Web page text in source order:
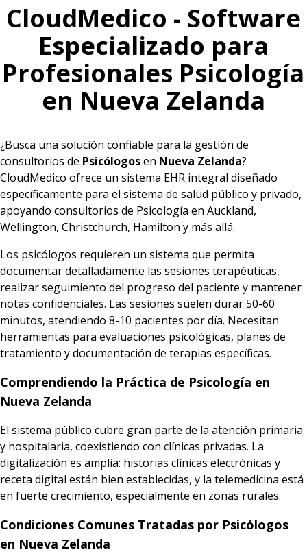
CloudMedico - Software
Especializado para
Profesionales Psicología
en Nueva Zelanda
¿Busca una solución confiable para la gestión de
consultorios de Psicólogosen Nueva Zelanda?
CloudMedico ofrece un sistema EHR integral diseñado
específicamente para el sistema de salud público y privado,
apoyando consultorios de Psicología en Auckland,
Wellington, Christchurch, Hamilton y más allá.
Los psicólogos requieren un sistema que permita
documentar detalladamente las sesiones terapéuticas,
realizar seguimiento del progreso del paciente y mantener
notas confidenciales. Las sesiones suelen durar 50-60
minutos, atendiendo 8-10 pacientes por día. Necesitan
herramientas para evaluaciones psicológicas, planes de
tratamiento y documentación de terapias específicas.
Comprendiendo la Práctica de Psicología en
Nueva Zelanda
El sistema público cubre gran parte de la atención primaria
y hospitalaria, coexistiendo con clínicas privadas. La
digitalización es amplia: historias clínicas electrónicas y
receta digital están bien establecidas, y la telemedicina está
en fuerte crecimiento, especialmente en zonas rurales.
Condiciones Comunes Tratadas por Psicólogos
en Nueva Zelanda